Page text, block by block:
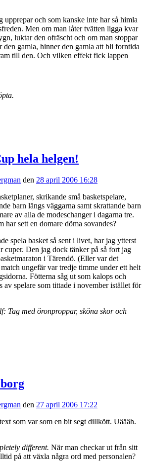
upprepar och som kanske inte har så himla
Men om man låter tvätten ligga kvar
luktar den ofräscht och om man stoppar
gamla, hinner den gamla att bli forntida
till den. Och vilken effekt fick lappen
hela helgen!
den 28 april 2006 16:28
skrikande små basketspelare,
barn längs väggarna samt skrattande barn
av alla de modeschanger i dagarna tre.
har sett en domare döma sovandes?
spela basket så sent i livet, har jag ytterst
cuper. Den jag dock tänker på så fort jag
i Tärendö. (Eller var det
ungefär var tredje timme under ett helt
Fötterna såg ut som kalops och
av spelare som tittade i november istället för
Tag med öronproppar, sköna skor och
den 27 april 2006 17:22
som var som en bit segt dillkött. Uäääh.
different. När man checkar ut från sitt
på att växla några ord med personalen?